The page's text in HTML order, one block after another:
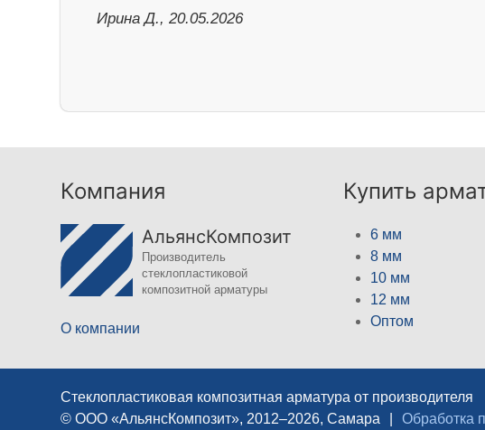
Ирина Д., 20.05.2026
Компания
АльянсКомпозит
Производитель
стеклопластиковой
композитной арматуры
О компании
Купить
6 мм
8 мм
10 мм
12 мм
Оптом
Стеклопластиковая композитная арматура от производителя
© ООО «АльянсКомпозит», 2012–2026, Самара
Обработка